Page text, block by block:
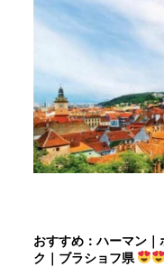
おすすめ：ハーマン
ク｜ブラショフ県